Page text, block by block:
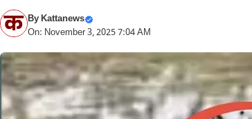
ByKattanews
On: November 3, 2025 7:04 AM